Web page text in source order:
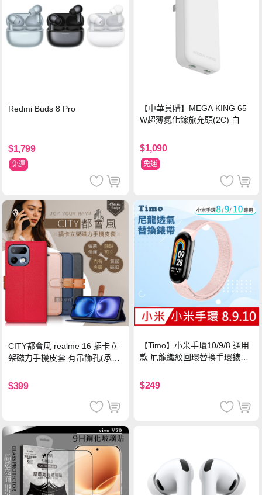
Redmi Buds 8 Pro
$1,799
免運
【中華員購】MEGA KING 65
W超薄氮化鎵旅充頭(2C) 白
$1,090
免運
CITY都會風 realme 16 插卡立
架磁力手機皮套 有吊飾孔(承諾
$399
【Timo】小米手環10/9/8 通用
款 尼龍織紋回環替換手環錶帶-
$249